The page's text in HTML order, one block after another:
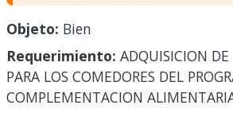
Objeto: Bien
Requerimiento: ADQUISICION DE
PARA LOS COMEDORES DEL
COMPLEMENTACION